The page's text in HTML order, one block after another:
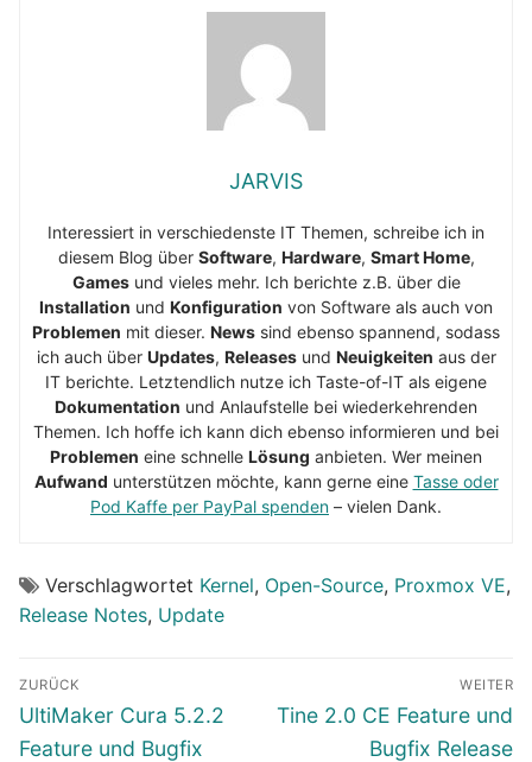
JARVIS
Interessiert in verschiedenste IT Themen, schreibe ich in
diesem Blog über Software, Hardware, Smart Home,
Gamesund vieles mehr. Ich berichte z.B. über die
Installation und Konfiguration von Software als auch von
Problemen mit dieser. News sind ebenso spannend, sodass
ich auch über Updates, Releasesund Neuigkeiten aus der
IT berichte. Letztendlich nutze ich Taste-of-IT als eigene
Dokumentation und Anlaufstelle bei wiederkehrenden
Themen. Ich hoffe ich kann dich ebenso informieren und bei
Problemen eine schnelle Lösung anbieten. Wer meinen
Aufwand unterstützen möchte, kann gerne eine Tasse oder
Pod Kaffe per PayPal spenden – vielen Dank.
Verschlagwortet Kernel, Open-Source, Proxmox VE,
Release Notes, Update
Beitragsnavigation
ZURÜCK
Vorheriger
Beitrag:
UltiMaker Cura 5.2.2
Feature und Bugfix
WEITER
Nächster
Tine 2.0 CE Feature und
Bugfix Release